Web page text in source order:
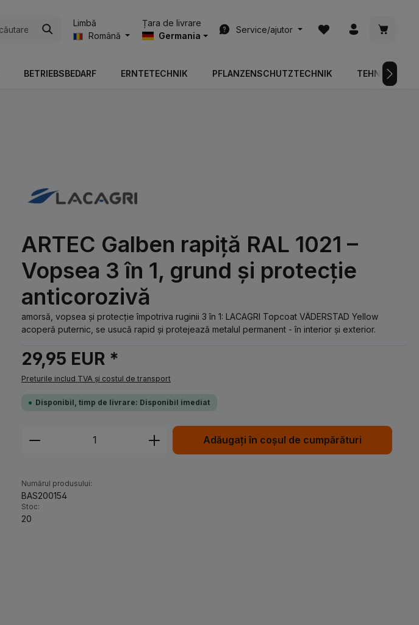
Limbă
Română
Țara de livrare
Germania
Service/ajutor
Aveți 0 articole din
BETRIEBSBEDARF ERNTETECHNIK PFLANZENSCHUTZTECHNIK TEHNOLOGIA
ARTEC Galben rapiță RAL 1021 –
Vopsea 3 în 1, grund și protecție
anticorozivă
amorsă, vopsea și protecție împotriva ruginii 3 în 1: LACAGRI Topcoat VÄDERSTAD Yellow
acoperă puternic, se usucă rapid și protejează metalul permanent - în interior și exterior.
29,95 EUR *
Preturile includ TVA și costul de transport
Disponibil, timp de livrare: Disponibil imediat
Cantitate produs: Introduceți cantitatea dorită sau
Adăugați în coșul de cumpărături
Numărul produsului:
BAS200154
Stoc:
20